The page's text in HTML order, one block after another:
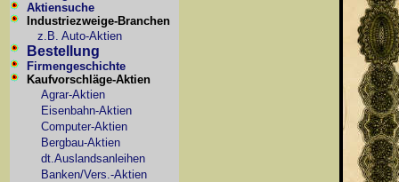
Aktiensuche
Industriezweige-Branchen
z.B. Auto-Aktien
Bestellung
Firmengeschichte
Kaufvorschläge-Aktien
Agrar-Aktien
Eisenbahn-Aktien
Computer-Aktien
Bergbau-Aktien
dt.Auslandsanleihen
Banken/Vers.-Aktien